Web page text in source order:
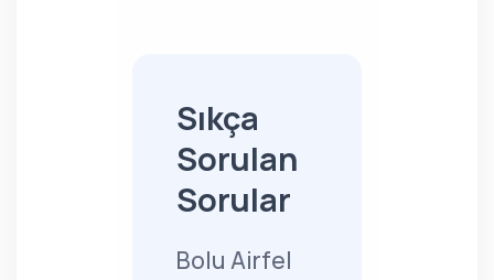
Sıkça
Sorulan
Sorular
Bolu Airfel